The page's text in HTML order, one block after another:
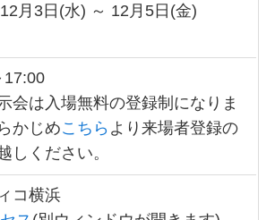
月3日(水) ～ 12月5日(金)
17:00
会は入場無料の登録制になりま
かじめこちら より来場者登録の
しください。
コ横浜